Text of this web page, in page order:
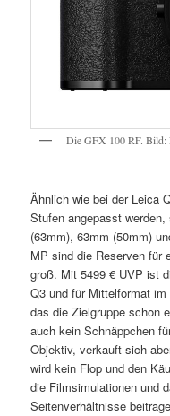
Die GFX 100 RF.
Ähnlich wie bei der Leica
Stufen angepasst
(63mm), 63mm (50mm)
MP sind die Reserven für
groß. Mit 5499 € UVP ist
Q3 und für Mittelformat
das die Zielgruppe schon
auch kein Schnäppchen
Objektiv, verkauft sich
wird kein Flop und den
die Filmsimulationen und
Seitenverhältnisse